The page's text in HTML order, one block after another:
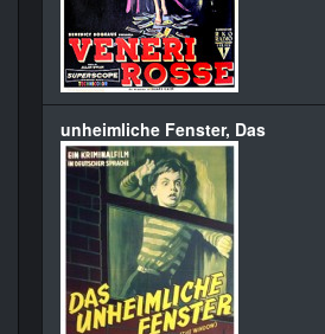
unheimliche Fenster, Das